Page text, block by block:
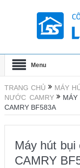
Menu
TRANG CHỦ MÁY
NƯỚC CAMRY
CAMRY BF583A
Máy hút bụi
CAMRY